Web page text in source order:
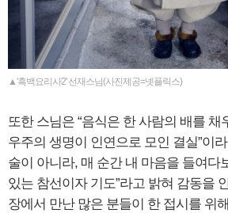
▲'흑백요리사2' 선재스님(사진제공=넷플릭스)
또한 스님은 “음식은 한 사람의 배를 채
우주의 생명이 인연으로 모인 결실”이라
술이 아니라, 매 순간 내 마음을 들여다
있는 참선이자 기도”라고 밝혀 감동을
장에서 만난 많은 분들이 한 접시를 위